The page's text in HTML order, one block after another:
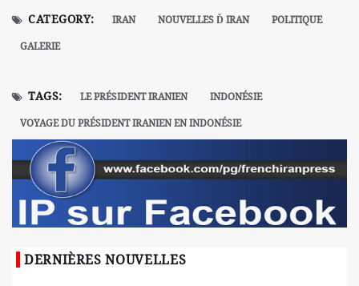
CATEGORY: IRAN NOUVELLES Ď IRAN
POLITIQUE
GALERIE
TAGS: LE PRÉSIDENT IRANIEN
INDONÉSIE
VOYAGE DU PRÉSIDENT IRANIEN EN INDONÉSIE
DERNIÈRES NOUVELLES